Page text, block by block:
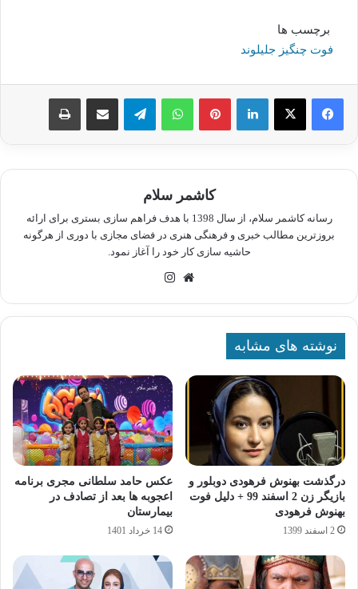
برچسب ها
فوت چنگیز جلیلوند
لینکدین پینترستواتس آپ تلگرام اشتراک گذاری از طریق ایمیل چاپ
کاشمر سلام
رسانه کاشمر سلام، از سال 1398 با هدف فراهم سازی بستری برای ارائه
بروزترین مطالب خبری و فرهنگی هنری در فضای مجازی با دوری از هرگونه
حاشیه سازی کار خود را آغاز نمود.
وبسایت
نوشته های مشابه
درگذشت بهنوش فرهودی دوبلور و
بازیگر زن 2 اسفند 99 + دلیل فوت
بهنوش فرهودی
2 اسفند 1399
عکس حامد سلطانی مجری برنامه
اعجوبه ها بعد از تصادف در
بیمارستان
14 خرداد 1401